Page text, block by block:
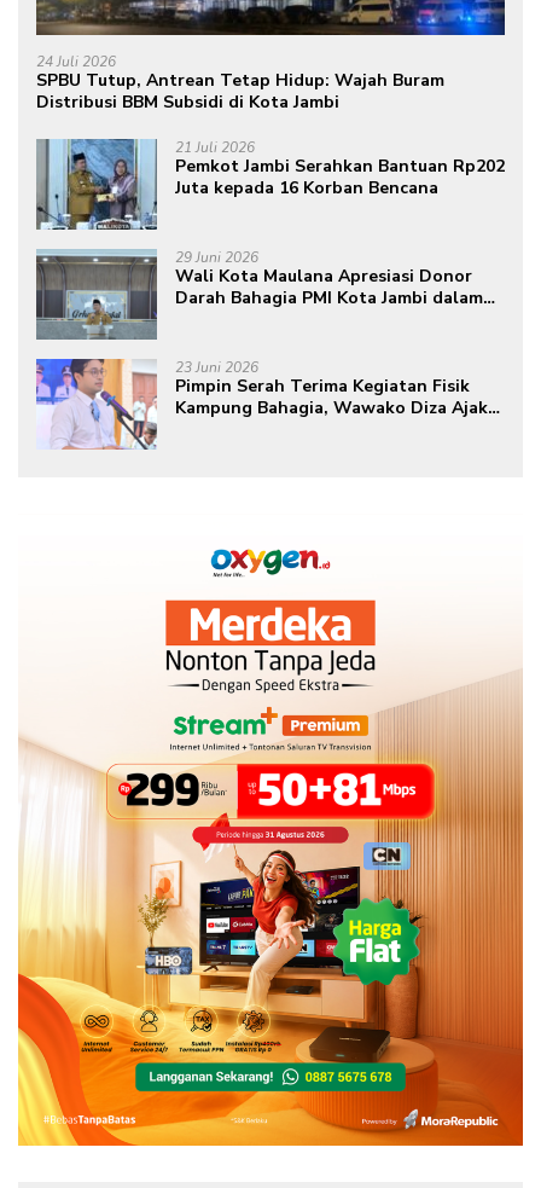
24 Juli 2026
SPBU Tutup, Antrean Tetap Hidup: Wajah Buram
Distribusi BBM Subsidi di Kota Jambi
21 Juli 2026
Pemkot Jambi Serahkan Bantuan Rp202
Juta kepada 16 Korban Bencana
29 Juni 2026
Wali Kota Maulana Apresiasi Donor
Darah Bahagia PMI Kota Jambi dalam
23 Juni 2026
Pimpin Serah Terima Kegiatan Fisik
Kampung Bahagia, Wawako Diza Ajak